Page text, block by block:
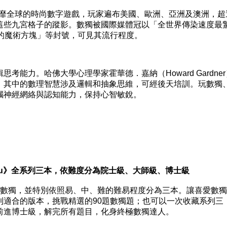
的時尚數字遊戲，玩家遍布美國、歐洲、亞洲及澳洲，超
九宮格子的蹤影。數獨被國際媒體冠以「全世界傳染速度最
術方塊」等封號，可見其流行程度。
能力。哈佛大學心理學家霍華德．嘉納（Howard Gardner
中的數理智慧涉及邏輯和抽象思維，可經後天培訓。玩數獨
經網絡與認知能力，保持心智敏銳。
系列三本，依難度分為院士級、大師級、博士級
，並特別依照易、中、難的難易程度分為三本。讓喜愛數
合的版本，挑戰精選的90題數獨題；也可以一次收藏系列三
博士級，解完所有題目，化身終極數獨達人。